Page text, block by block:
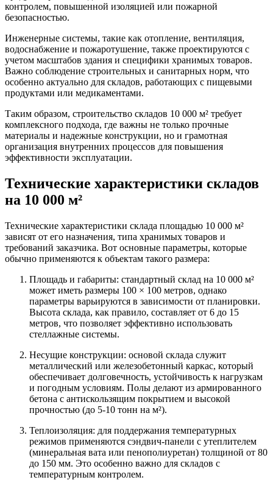
контролем, повышенной изоляцией или пожарной
безопасностью.
Инженерные системы, такие как отопление, вентиляция,
водоснабжение и пожаротушение, также проектируются с
учетом масштабов здания и специфики хранимых товаров.
Важно соблюдение строительных и санитарных норм, что
особенно актуально для складов, работающих с пищевыми
продуктами или медикаментами.
Таким образом, строительство складов 10 000 м² требует
комплексного подхода, где важны не только прочные
материалы и надежные конструкции, но и грамотная
организация внутренних процессов для повышения
эффективности эксплуатации.
Технические характеристики складов
на 10 000 м²
Технические характеристики склада площадью 10 000 м²
зависят от его назначения, типа хранимых товаров и
требований заказчика. Вот основные параметры, которые
обычно применяются к объектам такого размера:
Площадь и габариты: стандартный склад на 10 000 м²
может иметь размеры 100 × 100 метров, однако
параметры варьируются в зависимости от планировки.
Высота склада, как правило, составляет от 6 до 15
метров, что позволяет эффективно использовать
стеллажные системы.
Несущие конструкции: основой склада служит
металлический или железобетонный каркас, который
обеспечивает долговечность, устойчивость к нагрузкам
и погодным условиям. Полы делают из армированного
бетона с антискользящим покрытием и высокой
прочностью (до 5-10 тонн на м²).
Теплоизоляция: для поддержания температурных
режимов применяются сэндвич-панели с утеплителем
(минеральная вата или пенополиуретан) толщиной от 80
до 150 мм. Это особенно важно для складов с
температурным контролем.